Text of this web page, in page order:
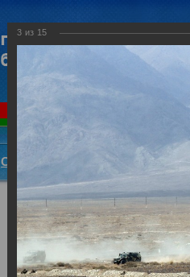
Структура ОДКБ Новости
Коллективным силам
04.02.2019
3 из 15